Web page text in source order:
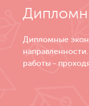
Дипломные
работы -